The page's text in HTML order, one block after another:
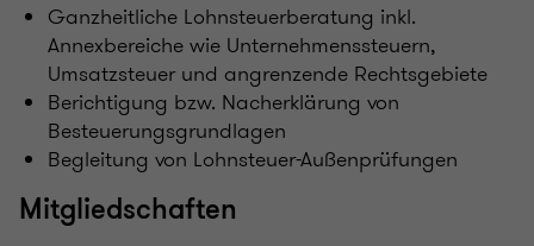
Ganzheitliche Lohnsteuerberatung inkl.
Annexbereiche wie Unternehmenssteuern,
Umsatzsteuer und angrenzende Rechtsgebiete
Berichtigung bzw. Nacherklärung von
Besteuerungsgrundlagen
Begleitung von Lohnsteuer-Außenprüfungen
Mitgliedschaften